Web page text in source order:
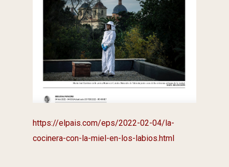
https://elpais.com/eps/2022-02-04/la-
cocinera-con-la-miel-en-los-labios.html